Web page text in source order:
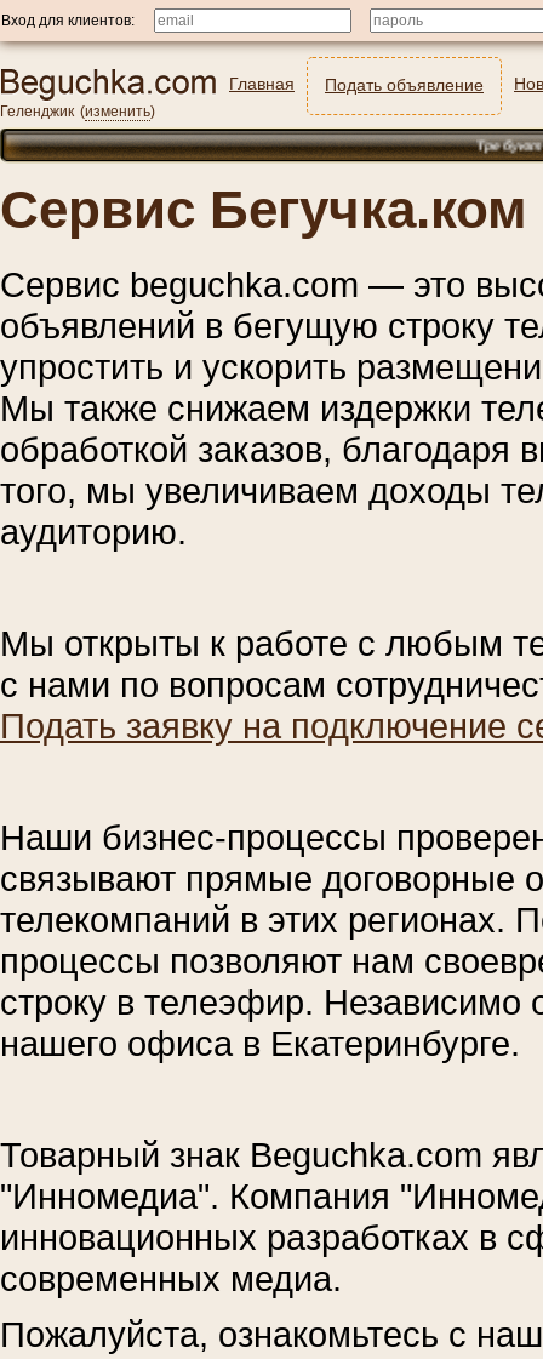
Вход для клиентов:
Геленджик (изменить)
Главная Подать объявление
Требуются:
Сервис Бегучка.ком
Сервис beguchka.com — это
объявлений в бегущую строку
упростить и ускорить
Мы также снижаем издержки
обработкой заказов,
того, мы увеличиваем доходы
аудиторию.
Мы открыты к работе с любым
с нами по вопросам
Подать заявку на подключение
Наши бизнес-процессы
связывают прямые договорные
телекомпаний в этих регионах.
процессы позволяют нам
строку в телеэфир. Независимо
нашего офиса в Екатеринбурге.
Товарный знак Beguchka.com
"Инномедиа". Компания
инновационных разработках в
современных медиа.
Пожалуйста, ознакомьтесь с